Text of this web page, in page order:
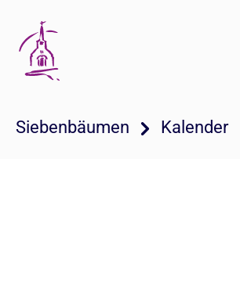
Siebenbäumen Kalender